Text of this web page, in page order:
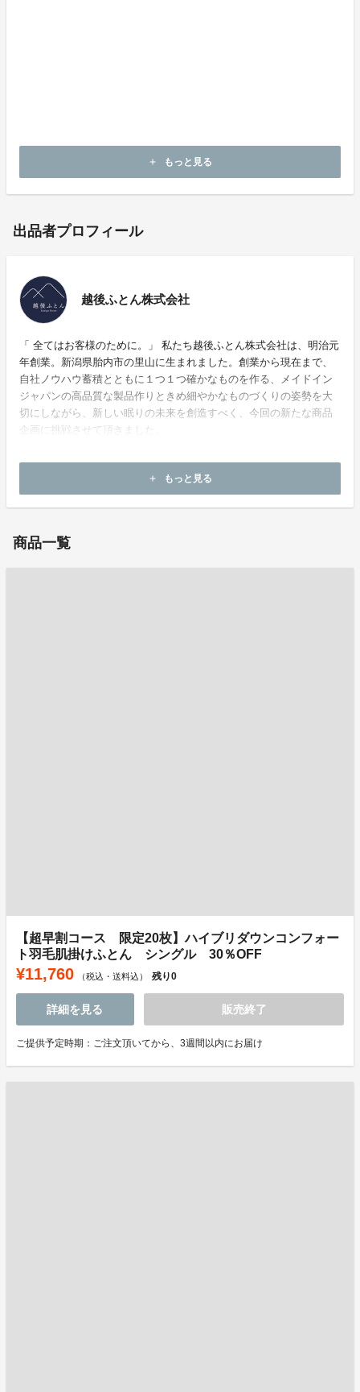
add もっと見る
出品者プロフィール
越後ふとん株式会社
「 全てはお客様のために。」 私たち越後ふとん株式会社は、明治元
年創業。新潟県胎内市の里山に生まれました。創業から現在まで、
自社ノウハウ蓄積とともに１つ１つ確かなものを作る、メイドイン
ジャパンの高品質な製品作りときめ細やかなものづくりの姿勢を大
切にしながら、新しい眠りの未来を創造すべく、今回の新たな商品
企画に挑戦させて頂きました。
add もっと見る
商品一覧
【超早割コース 限定20枚】ハイブリダウンコンフォー
ト羽毛肌掛けふとん シングル 30％OFF
¥11,760 （税込・送料込） 残り0
詳細を見る 販売終了
ご提供予定時期：ご注文頂いてから、3週間以内にお届け